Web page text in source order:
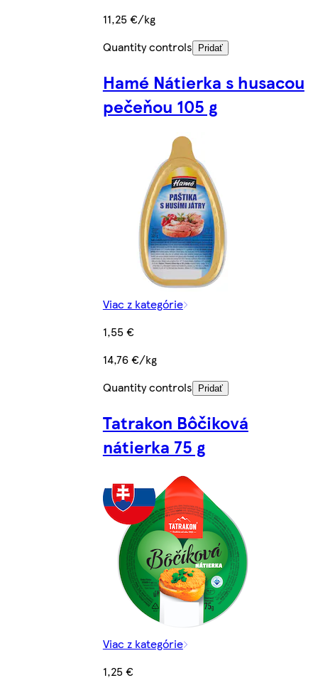
11,25 €/kg
Quantity controls
Pridať
Hamé Nátierka s husacou
pečeňou 105 g
Viac z kategórie
1,55 €
14,76 €/kg
Quantity controls
Pridať
Tatrakon Bôčiková
nátierka 75 g
Viac z kategórie
1,25 €